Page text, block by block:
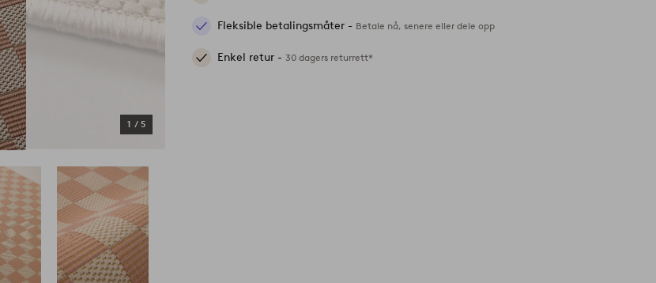
1 / 5
Fleksible betalingsmåter - Betale nå, senere eller dele opp
Enkel retur -30 dagers returrett*